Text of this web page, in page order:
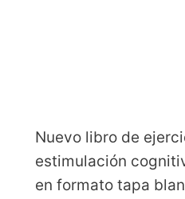
Nuevo libro de
estimulación
en formato tapa